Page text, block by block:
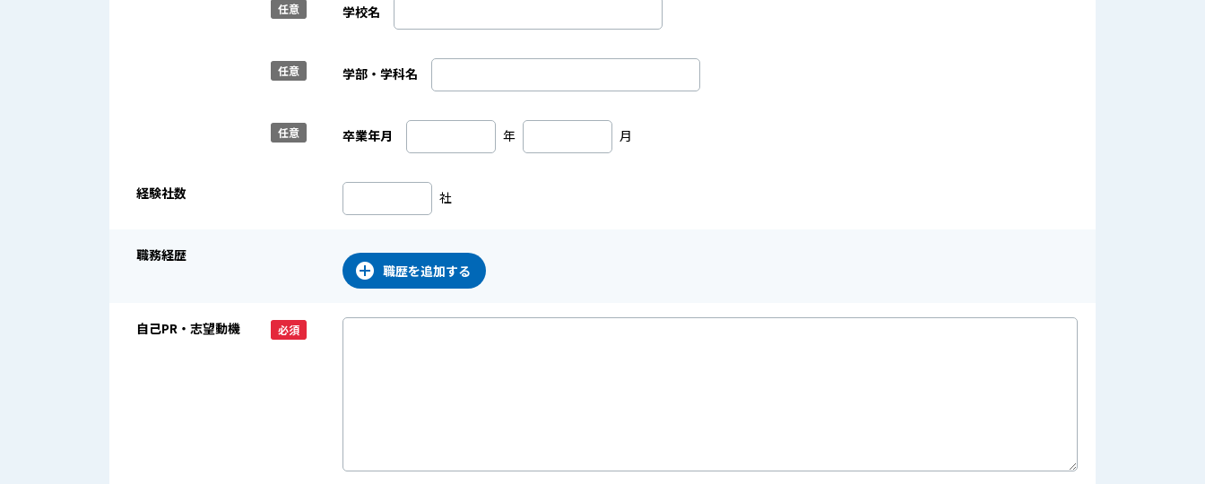
任意 学校名
任意 学部・学科名
任意 卒業年月 年 月
経験社数 社
職務経歴
職歴を追加する
自己PR・志望動機 必須